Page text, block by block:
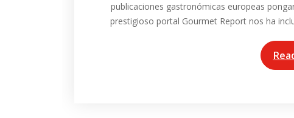
publicaciones gastronómicas europeas
prestigioso portal Gourmet Report nos ha